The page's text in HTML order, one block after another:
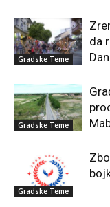
Gradske Teme
da
Gradske Teme
Gradske Teme